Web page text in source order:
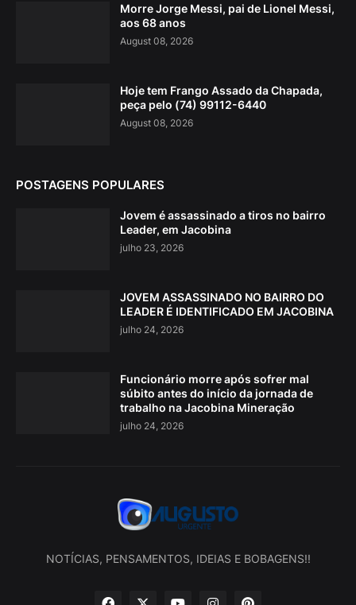
Morre Jorge Messi, pai de Lionel Messi,
aos 68 anos
August 08, 2026
Hoje tem Frango Assado da Chapada,
peça pelo (74) 99112-6440
August 08, 2026
POSTAGENS POPULARES
Jovem é assassinado a tiros no bairro
Leader, em Jacobina
julho 23, 2026
JOVEM ASSASSINADO NO BAIRRO DO
LEADER É IDENTIFICADO EM JACOBINA
julho 24, 2026
Funcionário morre após sofrer mal
súbito antes do início da jornada de
trabalho na Jacobina Mineração
julho 24, 2026
NOTÍCIAS, PENSAMENTOS, IDEIAS E BOBAGENS!!